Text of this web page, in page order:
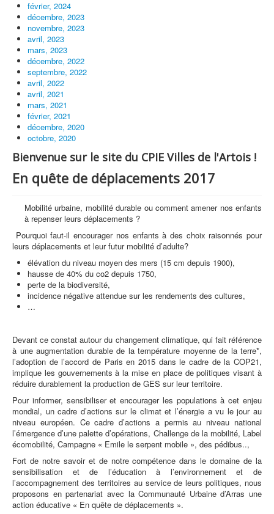
février, 2024
décembre, 2023
novembre, 2023
avril, 2023
mars, 2023
décembre, 2022
septembre, 2022
avril, 2022
avril, 2021
mars, 2021
février, 2021
décembre, 2020
octobre, 2020
Bienvenue sur le site du CPIE Villes de l'Artois !
En quête de déplacements 2017
Mobilité urbaine, mobilité durable ou comment amener nos enfants
à repenser leurs déplacements ?
Pourquoi faut-il encourager nos enfants à des choix raisonnés pour
leurs déplacements et leur futur mobilité d’adulte?
élévation du niveau moyen des mers (15 cm depuis 1900),
hausse de 40% du co2 depuis 1750,
perte de la biodiversité,
incidence négative attendue sur les rendements des cultures,
…
Devant ce constat autour du changement climatique, qui fait référence
à une augmentation durable de la température moyenne de la terre*,
l’adoption de l’accord de Paris en 2015 dans le cadre de la COP21,
implique les gouvernements à la mise en place de politiques visant à
réduire durablement la production de GES sur leur territoire.
Pour informer, sensibiliser et encourager les populations à cet enjeu
mondial, un cadre d’actions sur le climat et l’énergie a vu le jour au
niveau européen. Ce cadre d’actions a permis au niveau national
l’émergence d’une palette d’opérations, Challenge de la mobilité, Label
écomobilité, Campagne « Emile le serpent mobile », des pédibus..,
Fort de notre savoir et de notre compétence dans le domaine de la
sensibilisation et de l’éducation à l’environnement et de
l’accompagnement des territoires au service de leurs politiques, nous
proposons en partenariat avec la Communauté Urbaine d’Arras une
action éducative « En quête de déplacements ».